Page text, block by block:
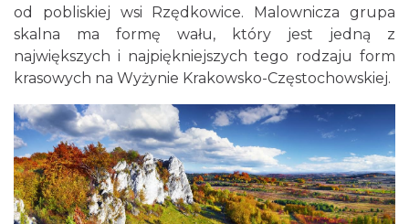
od pobliskiej wsi Rzędkowice. Malownicza grupa
skalna ma formę wału, który jest jedną z
największych i najpiękniejszych tego rodzaju form
krasowych na Wyżynie Krakowsko-Częstochowskiej.